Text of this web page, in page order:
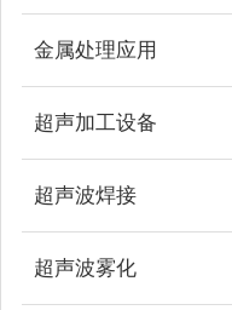
金属处理应用
超声加工设备
超声波焊接
超声波雾化